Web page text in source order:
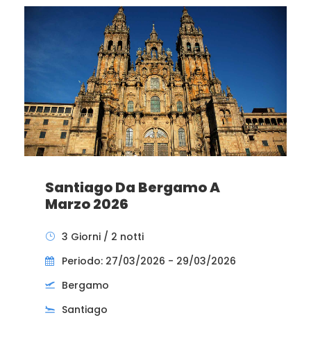
Santiago Da Bergamo A
Marzo 2026
3 Giorni / 2 notti
Periodo: 27/03/2026 - 29/03/2026
Bergamo
Santiago